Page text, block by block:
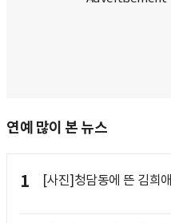
연예 많이 본 뉴스
1 [사진]청담동에 뜬 김희애